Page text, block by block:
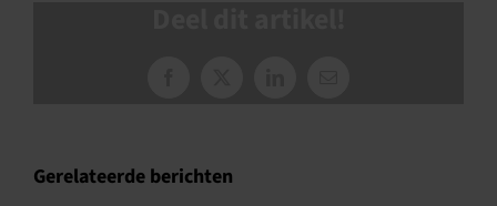
Gerelateerde berichten